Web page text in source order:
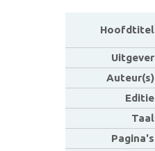
Hoofdtitel
Uitgever
Auteur(s)
Editie
Taal
Pagina's